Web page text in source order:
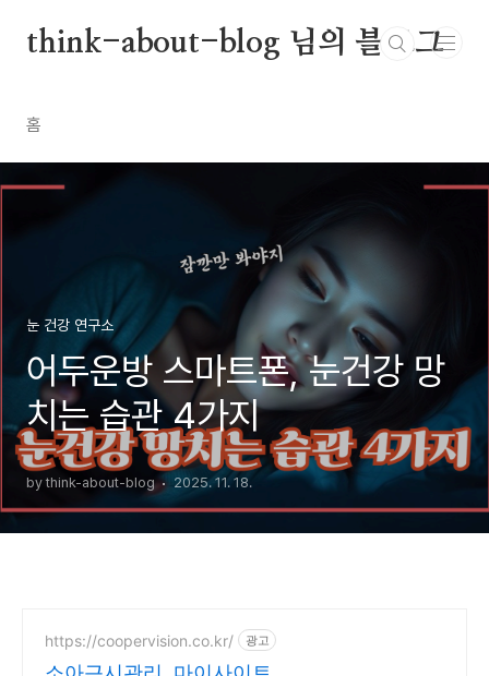
think-about-blog 님의 블로그
홈
눈 건강 연구소
어두운방 스마트폰, 눈건강 망
치는 습관 4가지
by think-about-blog 2025. 11. 18.
https://coopervision.co.kr/ 광고